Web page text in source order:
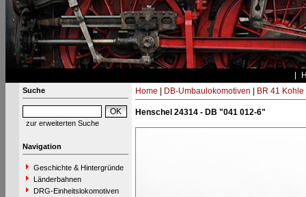
Suche
zur erweiterten Suche
Navigation
Geschichte & Hintergründe
Länderbahnen
DRG-Einheitslokomotiven
Home DB-Umbaulokomotiven BR 41 Kohle
Henschel 24314 - DB "041 012-6"